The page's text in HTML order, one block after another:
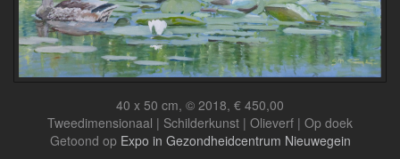
40 x 50 cm, © 2018, € 450,00
Tweedimensionaal | Schilderkunst | Olieverf | Op doek
Getoond op Expo in Gezondheidcentrum Nieuwegein